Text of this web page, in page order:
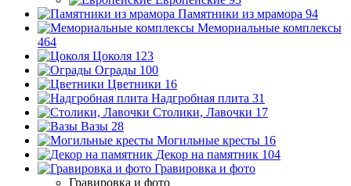
Памятники из мрамора 94
Мемориальные комплексы
464
Цоколя 123
Ограды 100
Цветники 16
Надгробная плита 31
Столики, Лавочки 17
Вазы 28
Могильные кресты 16
Декор на памятник 104
Гравировка и фото
Гравировка и фото